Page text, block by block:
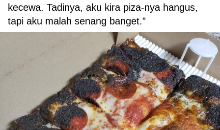
kecewa. Tadinya, aku kira piza-nya hangus,
tapi aku malah senang banget.”